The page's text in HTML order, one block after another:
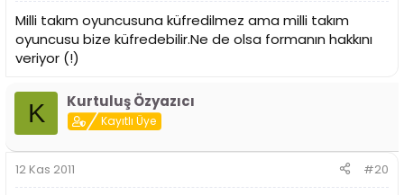
Milli takım oyuncusuna küfredilmez ama milli takım
oyuncusu bize küfredebilir.Ne de olsa formanın hakkını
veriyor (!)
K Kurtuluş Özyazıcı
Kayıtlı Üye
12 Kas 2011 #20